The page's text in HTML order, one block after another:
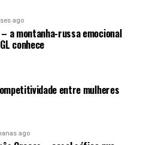
ago
a montanha-russa emocional
conhece
entre mulheres
ago